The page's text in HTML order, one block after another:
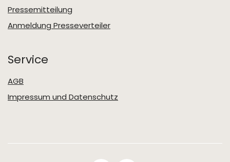
Pressemitteilung
Anmeldung Presseverteiler
Service
AGB
Impressum und Datenschutz